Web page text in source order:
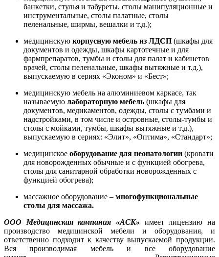
банкетки, стулья и табуреты, столы манипуляционные и
инструментальные, столы палатные, столы
пеленальные, ширмы, вешалки и т.д.);
медицинскую корпусную мебель из ЛДСП (шкафы для
документов и одежды, шкафы картотечные и для
фармпрепаратов, тумбы и столы для палат и кабинетов
врачей, столы пеленальные, шкафы вытяжные и т.д.),
выпускаемую в сериях «Эконом» и «Бест»;
медицинскую мебель на алюминиевом каркасе, так
называемую лабораторную мебель (шкафы для
документов, медикаментов, одежды, столы с тумбами и
надстройками, в том числе и островные, столы-тумбы и
столы с мойками, тумбы, шкафы вытяжные и т.д.),
выпускаемую в сериях: «Элит», «Оптима», «Стандарт»;
медицинское оборудование для неонатологии (кровати
для новорожденных обычные и с функцией обогрева,
столы для санитарной обработки новорожденных с
функцией обогрева);
массажное оборудование – многофункциональные
столы для массажа.
ООО Медицинская компания «АСК» имеет лицензию на
производство медицинской мебели и оборудования, и
ответственно подходит к качеству выпускаемой продукции.
Вся производимая мебель и все оборудование